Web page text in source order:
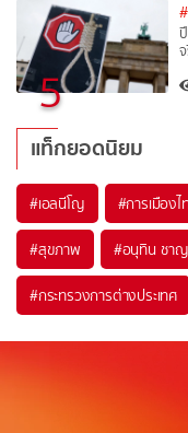
5
แท็กยอดนิยม
#เอลนีโญ #การเมืองไ
#สุขภาพ #อนุทิน ชา
#กระทรวงการต่างประเทศ